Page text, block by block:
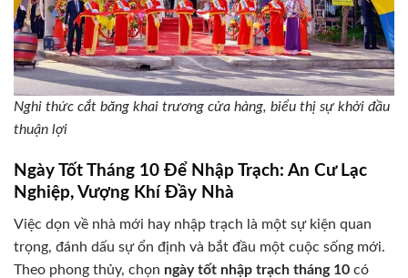
Nghi thức cắt băng khai trương cửa hàng, biểu thị sự khởi đầu
thuận lợi
Ngày Tốt Tháng 10 Để Nhập Trạch: An Cư Lạc
Nghiệp, Vượng Khí Đầy Nhà
Việc dọn về nhà mới hay nhập trạch là một sự kiện quan
trọng, đánh dấu sự ổn định và bắt đầu một cuộc sống mới.
Theo phong thủy, chọn ngày tốt nhập trạch tháng 10 có